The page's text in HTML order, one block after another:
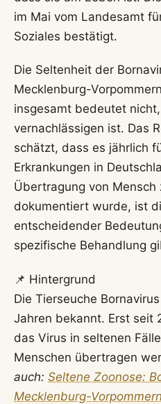
im Mai vom Landesamt
Soziales bestätigt.
Die Seltenheit der
Mecklenburg-
insgesamt bedeutet
vernachlässigen ist. Das
schätzt, dass es jährlich
Erkrankungen in
Übertragung von
dokumentiert wurde, ist
entscheidender
spezifische Behandlung
📌 Hintergrund
Die Tierseuche
Jahren bekannt. Erst seit
das Virus in seltenen
Menschen übertragen
auch: Seltene Zoonose:
Mecklenburg-